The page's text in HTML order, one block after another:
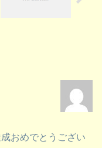
おめでとうござい